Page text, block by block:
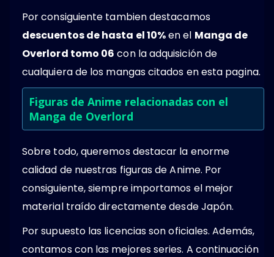
Por consiguiente tambien destacamos
descuentos de hasta el 10%en el Manga de
Overlord tomo 06 con la adquisición de
cualquiera de los mangas citados en esta pagina.
Figuras de Anime relacionadas con el
Manga de Overlord
Sobre todo, queremos destacar la enorme
calidad de nuestras figuras de Anime. Por
consiguiente, siempre importamos el mejor
material traído directamente desde Japón.
Por supuesto las licencias son oficiales. Además,
contamos con las mejores series. A continuación